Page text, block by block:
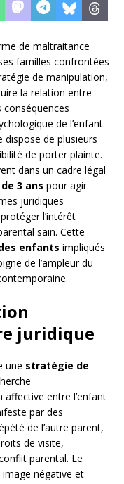
de maltraitance
familles confrontées
de manipulation,
la relation entre
conséquences
de l’enfant.
de plusieurs
de porter plainte.
dans un cadre légal
3 ans pour agir.
juridiques
l’intérêt
sain. Cette
enfants impliqués
de l’ampleur du
juridique
une stratégie de
entre l’enfant
par des
de l’autre parent,
de visite,
parental. Le
négative et